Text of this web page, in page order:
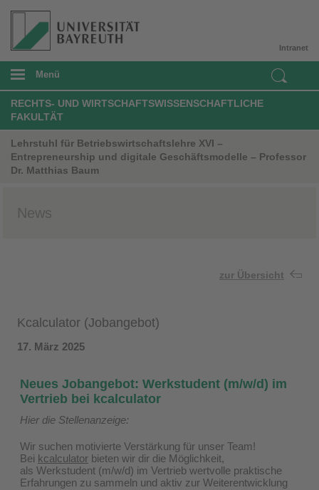
Intranet
Menü
RECHTS- UND WIRTSCHAFTSWISSENSCHAFTLICHE
FAKULTÄT
Lehrstuhl für Betriebswirtschaftslehre XVI –
Entrepreneurship und digitale Geschäftsmodelle – Professor
Dr. Matthias Baum
News
zur Übersicht
Kcalculator (Jobangebot)
17. März 2025
Neues Jobangebot: Werkstudent (m/w/d) im
Vertrieb bei kcalculator
Hier die Stellenanzeige:
Wir suchen motivierte Verstärkung für unser Team!
Bei kcalculator bieten wir dir die Möglichkeit,
als Werkstudent (m/w/d) im Vertrieb wertvolle praktische
Erfahrungen zu sammeln und aktiv zur Weiterentwicklung